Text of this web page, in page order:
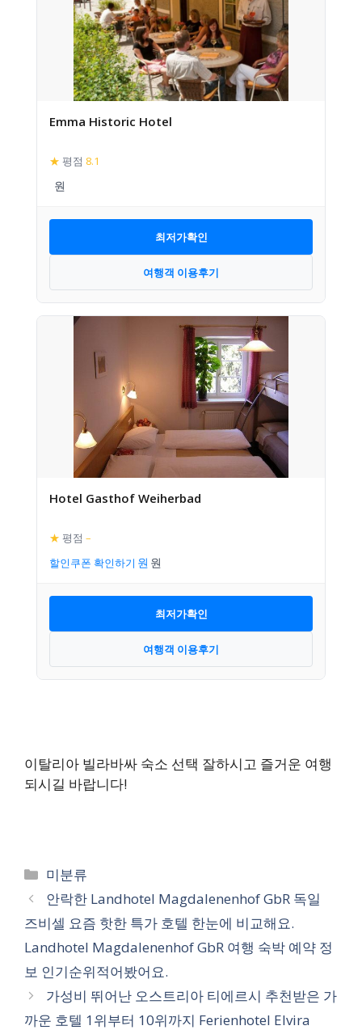
Emma Historic Hotel
★ 평점 8.1
최저가확인
여행객 이용후기
Hotel Gasthof Weiherbad
★ 평점 –
할인쿠폰 확인하기
최저가확인
여행객 이용후기
이탈리아 빌라바싸 숙소 선택 잘하시고 즐거운 여행
되시길 바랍니다!
카
테
고
리
미분류
안락한 Landhotel Magdalenenhof GbR 독일
즈비셀 요즘 핫한 특가 호텔 한눈에 비교해요.
Landhotel Magdalenenhof GbR 여행 숙박 예약 정
보 인기순위적어봤어요.
가성비 뛰어난 오스트리아 티에르시 추천받은 가
까운 호텔 1위부터 10위까지 Ferienhotel Elvira